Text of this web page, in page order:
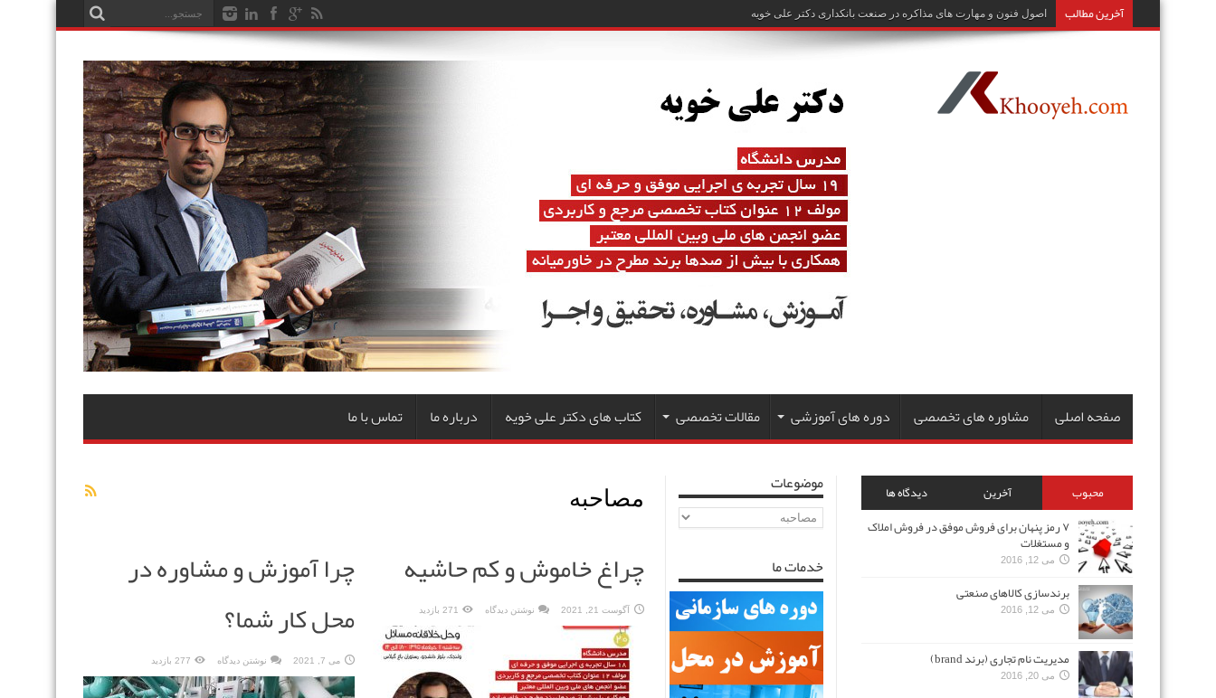
آخرین مطالب اصول و تکنیک‌های مرک
صفحه اصلی مشاوره های تخصصی دوره های آموزشی مقالات تخصصی کتاب های دکتر علی خویه درباره ما تماس با ما
مصاحبه
چراغ خاموش و کم حاشیه
آگوست 21, 2021 نوشتن دیدگاه 271 بازدید
چرا آموزش و مشاوره در
محل کار شما؟
می 7, 2021 نوشتن دیدگاه 277 بازدید
موضوعات
موضوعات
خدمات ما
محبوب آخرین
دیدگاه ها
۷ رمز پنهان برای فروش موفق در فروش املاک
و مستغلات
می 12, 2016
برندسازی کالاهای صنعتی
می 12, 2016
مدیریت نام تجاری (برند brand)
می 20, 2016